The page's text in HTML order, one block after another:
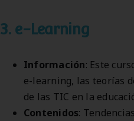
3. e-Learning
Información: Este
e-learning, las teorías
de las TIC en la
Contenidos: